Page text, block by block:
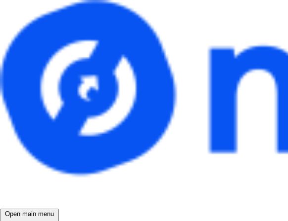
Open main menu